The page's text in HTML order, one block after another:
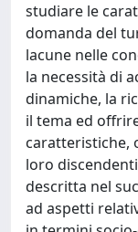
studiare le
domanda del
lacune nelle
la necessità di
dinamiche, la
il tema ed
caratteristiche,
loro
descritta nel
ad aspetti